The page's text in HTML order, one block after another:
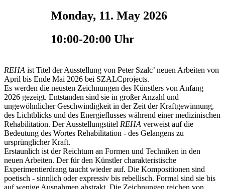
Monday, 11. May 2026
10:00-20:00 Uhr
REHA ist Titel der Ausstellung von Peter Szalc’ neuen Arbeiten von
April bis Ende Mai 2026 bei SZALCprojects.
Es werden die neusten Zeichnungen des Künstlers von Anfang
2026 gezeigt. Entstanden sind sie in großer Anzahl und
ungewöhnlicher Geschwindigkeit in der Zeit der Kraftgewinnung,
des Lichtblicks und des Energieflusses während einer medizinischen
Rehabilitation. Der Ausstellungstitel REHA verweist auf die
Bedeutung des Wortes Rehabilitation - des Gelangens zu
ursprünglicher Kraft.
Erstaunlich ist der Reichtum an Formen und Techniken in den
neuen Arbeiten. Der für den Künstler charakteristische
Experimentierdrang taucht wieder auf. Die Kompositionen sind
poetisch - sinnlich oder expressiv bis rebellisch. Formal sind sie bis
auf wenige Ausnahmen abstrakt. Die Zeichnungen reichen von